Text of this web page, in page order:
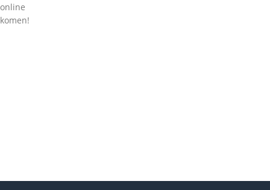
online
komen!